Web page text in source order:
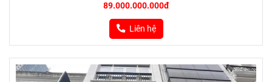
89.000.000.000đ
Liên hệ